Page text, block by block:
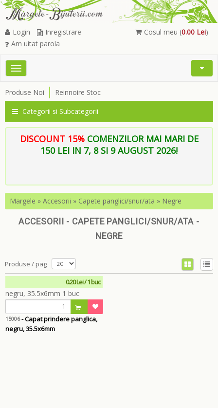
Cosul meu (0.00 Lei)
Login
Inregistrare
Am uitat parola
Toggle
Open
Produse Noi Reinnoire Stoc
Categorii si Subcategorii
DISCOUNT 15% COMENZILOR MAI MARI DE
150 LEI IN 7, 8 SI 9 AUGUST 2026!
Margele » Accesorii » Capete panglici/snur/ata » Negre
ACCESORII - CAPETE PANGLICI/SNUR/ATA -
NEGRE
Produse / pag
0.20 Lei / 1 buc
15006- Capat prindere panglica,
negru, 35.5x6mm